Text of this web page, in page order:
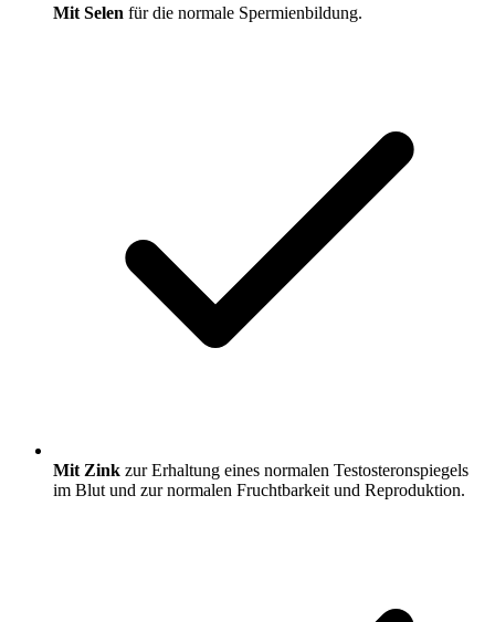
Mit Selen für die normale Spermienbildung.
Mit Zink zur Erhaltung eines normalen Testosteronspiegels
im Blut und zur normalen Fruchtbarkeit und Reproduktion.